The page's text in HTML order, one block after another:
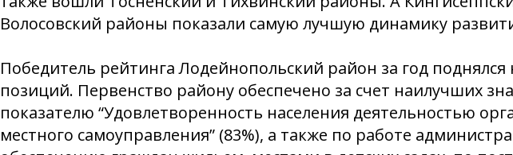
Волосовский районы показали самую лучшую динамику
Победитель рейтинга Лодейнопольский район за год поднялся
позиций. Первенство району обеспечено за счет наилучших
показателю “Удовлетворенность населения деятельностью
местного самоуправления” (83%), а также по работе